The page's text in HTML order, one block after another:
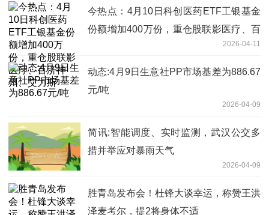
今热点：4月10日科创医药ETF工银基金
份额增加400万份，重仓股联影医疗、百
2026-04-11
动态:4月9日生意社PP市场基差为886.67
元/吨
2026-04-09
简讯:智能调度、实时监测，武汉公交多
措并举应对暴雨天气
2026-04-09
胜青岛发布会！杜锋大谈幸运，称赞王洪
泽麦考尔，提2将身体不适